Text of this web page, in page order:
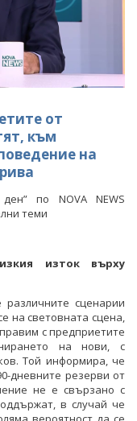
от
към
на
по NOVA NEWS
теми
изток върху
сценарии
на световната сцена,
с предприетите
на нови, с
Той информира, че
дневните резерви от
не е свързано с
в случай че